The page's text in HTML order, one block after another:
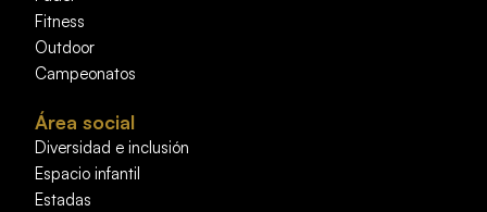
Fitness
Outdoor
Campeonatos
Área social
Diversidad e inclusión
Espacio infantil
Estadas